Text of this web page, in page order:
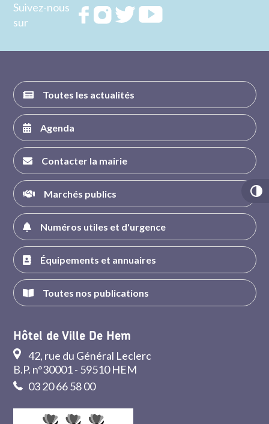
Suivez-nous
sur
RejoignezRejoignezRejoignez
Toutes les actualités
Agenda
Contacter la mairie
Marchés publics
Numéros utiles et d'urgence
Équipements et annuaires
Toutes nos publications
Hôtel de Ville De Hem
42, rue du Général Leclerc
B.P. n°30001 - 59510 HEM
03 20 66 58 00